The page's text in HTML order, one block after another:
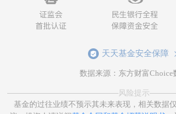
天天基金安全保障
数据来源：东方财富Choice
风险提示
基金的过往业绩不预示其未来表现，相关数据